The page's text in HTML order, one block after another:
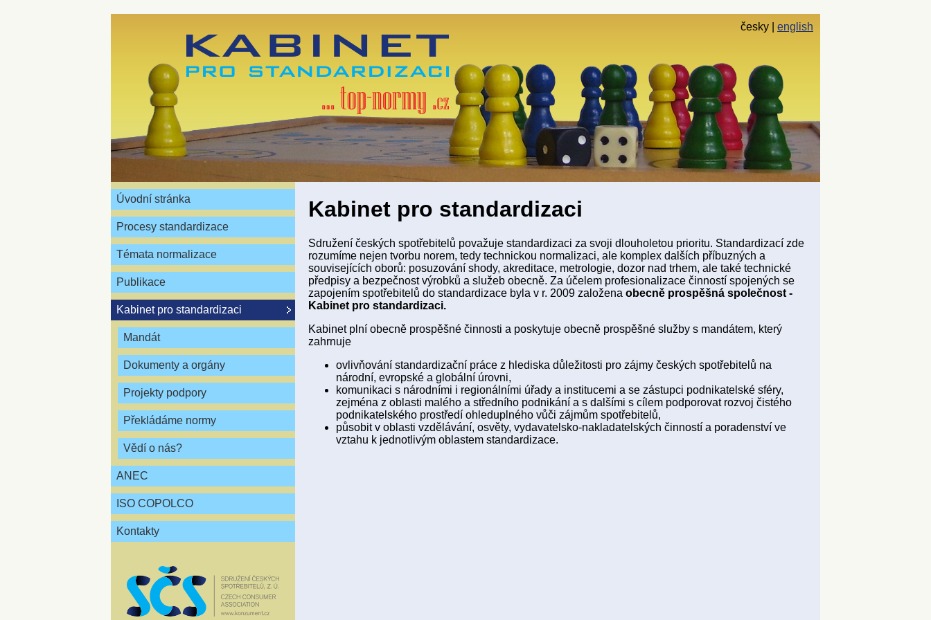
česky english
Úvodní stránka
Procesy standardizace
Témata normalizace
Publikace
Kabinet pro standardizaci
Mandát
Dokumenty a orgány
Projekty podpory
Překládáme normy
Vědí o nás?
ANEC
ISO COPOLCO
Kontakty
Kabinet pro standardizaci
Sdružení českých spotřebitelů považuje standardizaci za svoji dlouholetou prioritu. Standardizací zde
rozumíme nejen tvorbu norem, tedy technickou normalizaci, ale komplex dalších příbuzných a
souvisejících oborů: posuzování shody, akreditace, metrologie, dozor nad trhem, ale také technické
předpisy a bezpečnost výrobků a služeb obecně. Za účelem profesionalizace činností spojených se
zapojením spotřebitelů do standardizace byla v r. 2009 založena obecně prospěšná společnost -
Kabinet pro standardizaci.
Kabinet plní obecně prospěšné činnosti a poskytuje obecně prospěšné služby s mandátem, který
zahrnuje
ovlivňování standardizační práce z hlediska důležitosti pro zájmy českých spotřebitelů na
národní, evropské a globální úrovni,
komunikaci s národními i regionálními úřady a institucemi a se zástupci podnikatelské sféry,
zejména z oblasti malého a středního podnikání a s dalšími s cílem podporovat rozvoj čistého
podnikatelského prostředí ohleduplného vůči zájmům spotřebitelů,
působit v oblasti vzdělávání, osvěty, vydavatelsko-nakladatelských činností a poradenství ve
vztahu k jednotlivým oblastem standardizace.